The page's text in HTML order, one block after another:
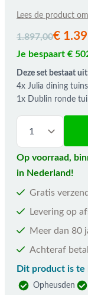
Lees de product
1.897,00€
Je bespaart €
Deze set bestaat
4x Julia dining
1x Dublin ronde
Op voorraad,
in Nederland!
Gratis
Levering op
Meer dan 80
Achteraf
Dit product is te
Opheusden